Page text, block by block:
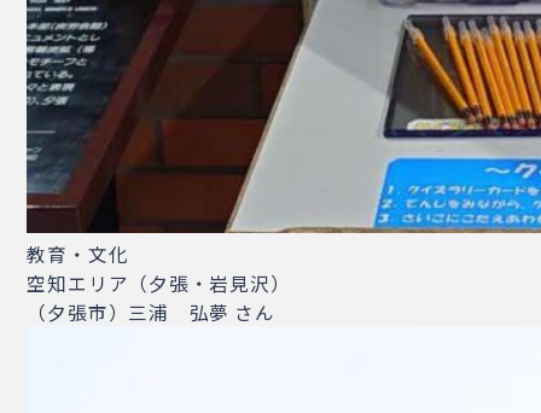
教育・文化
空知エリア（夕張・岩見沢）
（夕張市）三浦 弘夢 さん